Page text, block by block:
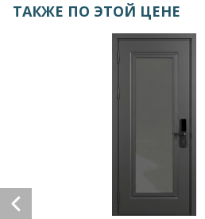
ТАКЖЕ ПО ЭТОЙ ЦЕНЕ